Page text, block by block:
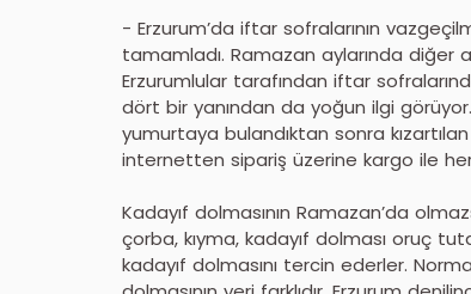
- Erzurum’da iftar sofralarının
tamamladı. Ramazan aylarında
Erzurumlular tarafından iftar
dört bir yanından da yoğun ilgi
yumurtaya bulandıktan sonra
internetten sipariş üzerine kargo ile
Kadayıf dolmasının Ramazan’da
çorba, kıyma, kadayıf dolması oruç
kadayıf dolmasını tercin ederler.